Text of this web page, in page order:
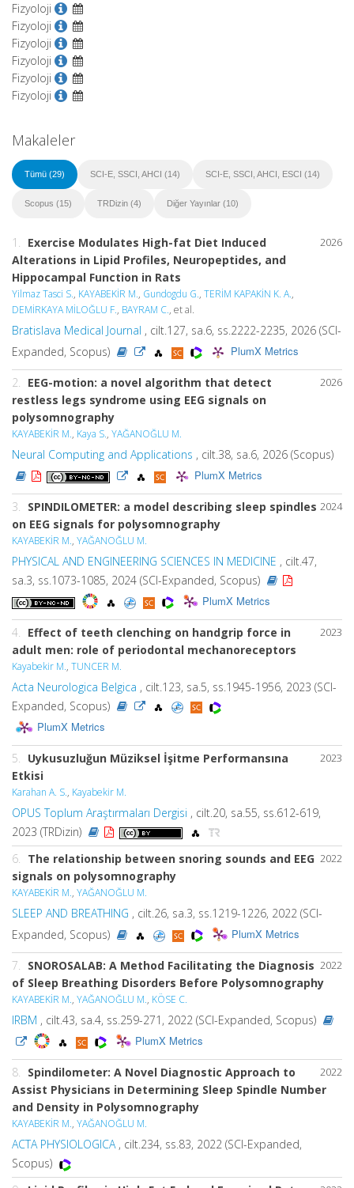
Fizyoloji
Fizyoloji
Fizyoloji
Fizyoloji
Fizyoloji
Fizyoloji
Makaleler
Tümü (29) SCI-E, SSCI, AHCI (14) SCI-E, SSCI, AHCI, ESCI (14)
Scopus (15) TRDizin (4) Diğer Yayınlar (10)
2026
1. Exercise Modulates High-fat Diet Induced
Alterations in Lipid Profiles, Neuropeptides, and
Hippocampal Function in Rats
Yilmaz Tasci S., KAYABEKİR M., Gundogdu G., TERİM KAPAKİN K. A.,
DEMİRKAYA MİLOĞLU F., BAYRAM C., et al.
Bratislava Medical Journal , cilt.127, sa.6, ss.2222-2235, 2026 (SCI-
Expanded, Scopus)
PlumX Metrics
2026
2. EEG-motion: a novel algorithm that detect
restless legs syndrome using EEG signals on
polysomnography
KAYABEKİR M., Kaya S., YAĞANOĞLU M.
Neural Computing and Applications , cilt.38, sa.6, 2026 (Scopus)
PlumX Metrics
2024
3. SPINDILOMETER: a model describing sleep spindles
on EEG signals for polysomnography
KAYABEKİR M., YAĞANOĞLU M.
PHYSICAL AND ENGINEERING SCIENCES IN MEDICINE , cilt.47,
sa.3, ss.1073-1085, 2024 (SCI-Expanded, Scopus)
PlumX Metrics
2023
4. Effect of teeth clenching on handgrip force in
adult men: role of periodontal mechanoreceptors
Kayabekir M., TUNCER M.
Acta Neurologica Belgica , cilt.123, sa.5, ss.1945-1956, 2023 (SCI-
Expanded, Scopus)
PlumX Metrics
2023
5. Uykusuzluğun Müziksel İşitme Performansına
Etkisi
Karahan A. S., Kayabekir M.
OPUS Toplum Araştırmaları Dergisi , cilt.20, sa.55, ss.612-619,
2023 (TRDizin)
2022
6. The relationship between snoring sounds and EEG
signals on polysomnography
KAYABEKİR M., YAĞANOĞLU M.
SLEEP AND BREATHING , cilt.26, sa.3, ss.1219-1226, 2022 (SCI-
Expanded, Scopus)
PlumX Metrics
2022
7. SNOROSALAB: A Method Facilitating the Diagnosis
of Sleep Breathing Disorders Before Polysomnography
KAYABEKİR M., YAĞANOĞLU M., KÖSE C.
IRBM , cilt.43, sa.4, ss.259-271, 2022 (SCI-Expanded, Scopus)
PlumX Metrics
2022
8. Spindilometer: A Novel Diagnostic Approach to
Assist Physicians in Determining Sleep Spindle Number
and Density in Polysomnography
KAYABEKİR M., YAĞANOĞLU M.
ACTA PHYSIOLOGICA, cilt.234, ss.83, 2022 (SCI-Expanded,
Scopus)